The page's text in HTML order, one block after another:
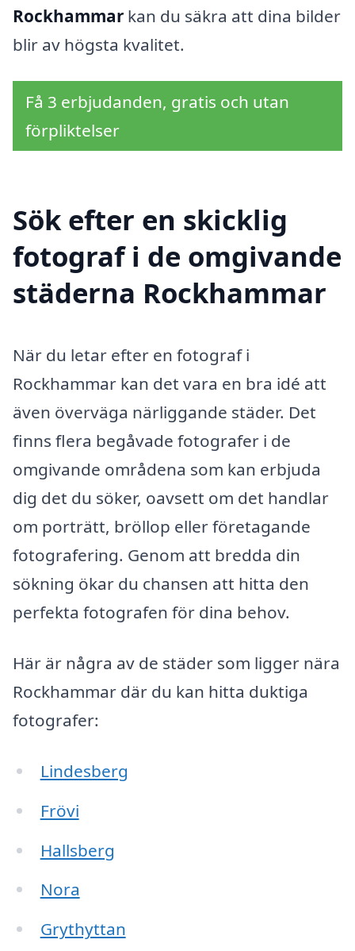
Rockhammar kan du säkra att dina bilder
blir av högsta kvalitet.
Få 3 erbjudanden, gratis och utan
förpliktelser
Sök efter en skicklig
fotograf i de omgivande
städerna Rockhammar
När du letar efter en fotograf i
Rockhammar kan det vara en bra idé att
även överväga närliggande städer. Det
finns flera begåvade fotografer i de
omgivande områdena som kan erbjuda
dig det du söker, oavsett om det handlar
om porträtt, bröllop eller företagande
fotografering. Genom att bredda din
sökning ökar du chansen att hitta den
perfekta fotografen för dina behov.
Här är några av de städer som ligger nära
Rockhammar där du kan hitta duktiga
fotografer:
Lindesberg
Frövi
Hallsberg
Nora
Grythyttan